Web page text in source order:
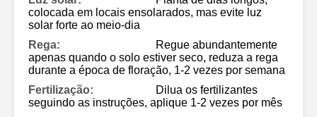
colocada em locais ensolarados, mas evite luz
solar forte ao meio-dia
Rega:
Regue abundantemente
apenas quando o solo estiver seco, reduza a rega
durante a época de floração, 1-2 vezes por semana
Fertilização:
Dilua os fertilizantes
seguindo as instruções, aplique 1-2 vezes por mês